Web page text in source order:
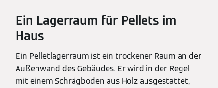
Ein Lagerraum für Pellets im
Haus
Ein Pelletlagerraum ist ein trockener Raum an der
Außenwand des Gebäudes. Er wird in der Regel
mit einem Schrägboden aus Holz ausgestattet,